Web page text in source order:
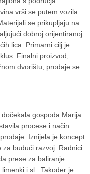
vrši se putem vozila
se prikupljaju na
dobroj orijentiranoj
lica. Primarni cilj je
Finalni proizvod,
dvorištu, prodaje se
gospođa Marija
procese i način
Iznijela je koncept
za budući razvoj. Radnici
prese za baliranje
limenki i sl. Također je